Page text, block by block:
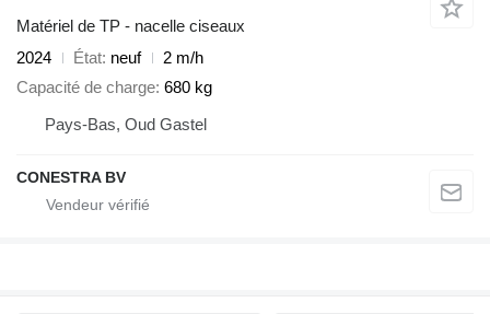
Matériel de TP - nacelle ciseaux
2024
État neuf
2 m/h
Capacité de charge 680 kg
Pays-Bas, Oud Gastel
CONESTRA BV